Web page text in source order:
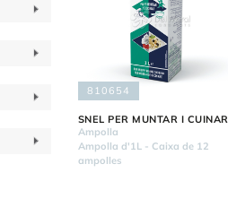
810654
SNEL PER MUNTAR I CUINAR
Ampolla
Ampolla d'1L - Caixa de 12
ampolles